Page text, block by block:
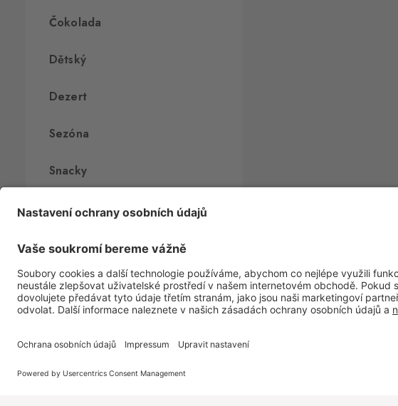
Čokolada
Dětský
Dezert
Sezóna
Snacky
Sušenky
Zmrzlina
Žvýkačky
Potraviny